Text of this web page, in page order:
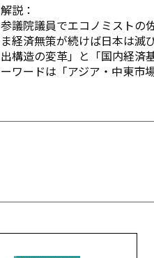
解説：
参議院議員でエコノミストの
ま経済無策が続けば日本は滅
出構造の変革」と「国内経
ーワードは「アジア・中東市